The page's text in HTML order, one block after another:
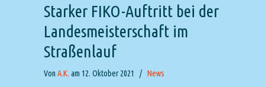
Starker FIKO-Auftritt bei der
Landesmeisterschaft im
Straßenlauf
Von A.K. am 12. Oktober 2021 / News